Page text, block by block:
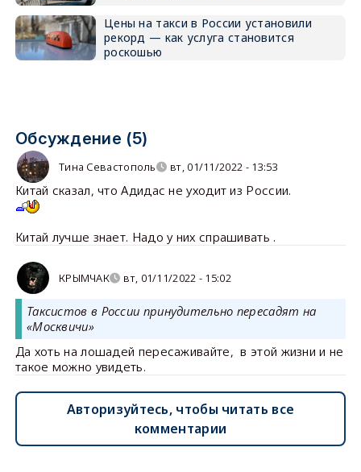
Цены на такси в России установили
рекорд — как услуга становится
роскошью
Обсуждение (5)
Тина Севастополь вт, 01/11/2022 - 13:53
Китай сказал, что Адидас не уходит из России.
Китай лучше знает. Надо у них спрашивать .
КРЫМЧАК вт, 01/11/2022 - 15:02
Таксистов в России принудительно пересадят на
«Москвичи»
Да хоть на лошадей пересаживайте, в этой жизни и не
такое можно увидеть.
Авторизуйтесь, чтобы читать все
комментарии